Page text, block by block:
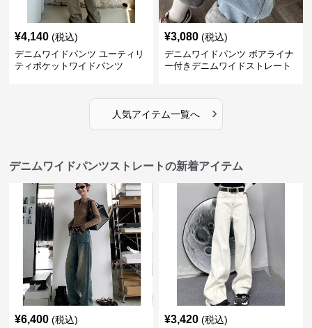
¥4,140 (税込)
デニムワイドパンツ ユーティリ
ティポケットワイドパンツ
¥3,080 (税込)
デニムワイドパンツ ボアライナ
ー付きデニムワイドストレート
人気アイテム一覧へ ›
デニムワイドパンツストレートの新着アイテム
¥6,400 (税込) ¥3,420 (税込)